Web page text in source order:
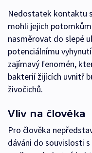
Nedostatek kontaktu
mohli jejich
nasměrovat do slepé
potenciálnímu
zajímavý fenomén,
bakterií žijících uvnitř
živočichů.
Vliv na člověka
Pro člověka
dáváni do souvislosti